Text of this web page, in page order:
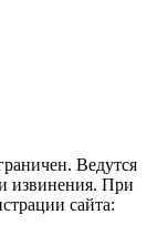
Ведутся
извинения. При
сайта: